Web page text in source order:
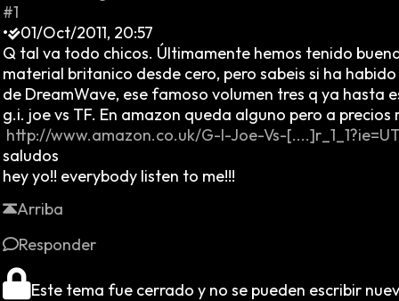
#1
•
01/Oct/2011, 20:57
Q tal va todo chicos. Últimamente hemos tenido
material britanico desde cero, pero sabeis si ha
de DreamWave, ese famoso volumen tres q ya hasta
g.i. joe vs TF. En amazon queda alguno pero a
http://www.amazon.co.uk/G-I-Joe-Vs-
saludos
hey yo!! everybody listen to me!!!
Arriba
Responder
Este tema fue cerrado y no se pueden escribir